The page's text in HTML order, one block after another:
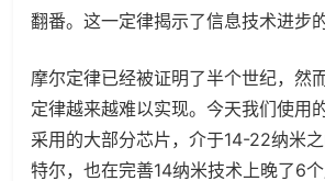
翻番。这一定律揭示了信息技术进步的
摩尔定律已经被证明了半个世纪，然
定律越来越难以实现。今天我们使用
采用的大部分芯片，介于14-22纳米
特尔，也在完善14纳米技术上晚了6个